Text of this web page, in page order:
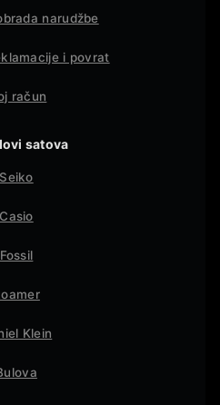
narudžbe
i povrat
račun
satova
Seiko
Casio
Fossil
Klein